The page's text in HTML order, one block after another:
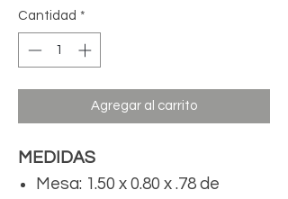
Cantidad *
Agregar al carrito
MEDIDAS
Mesa: 1.50 x 0.80 x .78 de